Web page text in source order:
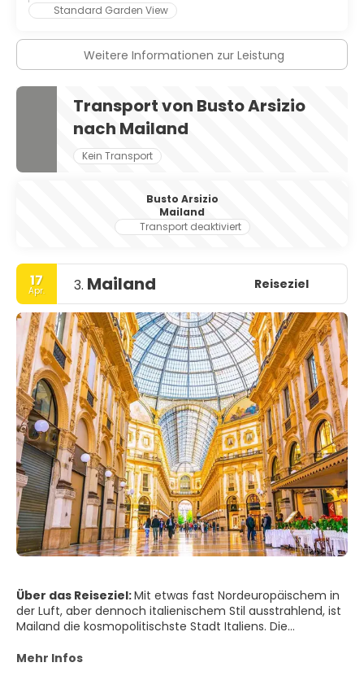
Standard Garden View
Weitere Informationen zur Leistung
Transport von Busto Arsizio
nach Mailand
Kein Transport
Busto Arsizio
Mailand
Transport deaktiviert
17
Apr. 3. Mailand Reiseziel
Über das Reiseziel:Mit etwas fast Nordeuropäischem in
der Luft, aber dennoch italienischem Stil ausstrahlend, ist
Mailand die kosmopolitischste Stadt Italiens. Die
glamourös – mächtig in Branchen von Finanzen bis Mode
Mehr Infos